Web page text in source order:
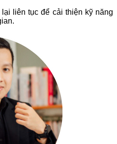
liên tục để cải thiện kỹ năng